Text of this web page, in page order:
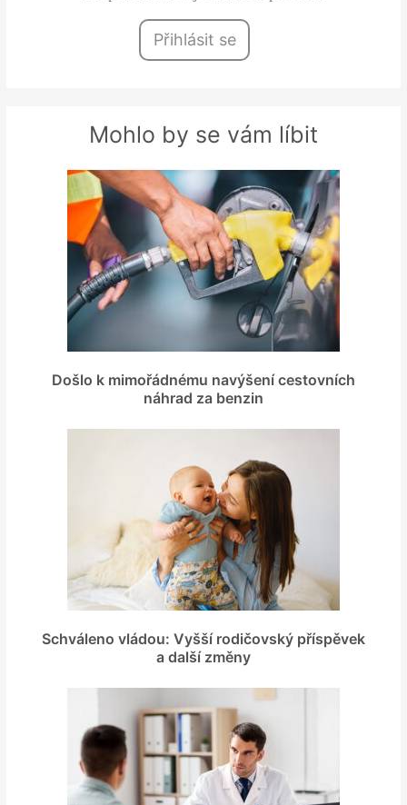
Přihlásit se
Mohlo by se vám líbit
Došlo k mimořádnému navýšení cestovních
náhrad za benzin
Schváleno vládou: Vyšší rodičovský příspěvek
a další změny